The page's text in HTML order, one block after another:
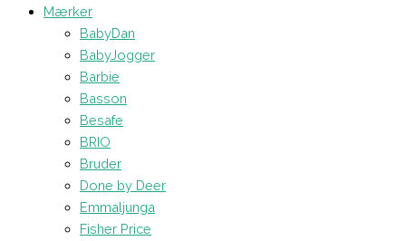
Mærker
BabyDan
BabyJogger
Barbie
Basson
Besafe
BRIO
Bruder
Done by Deer
Emmaljunga
Fisher Price